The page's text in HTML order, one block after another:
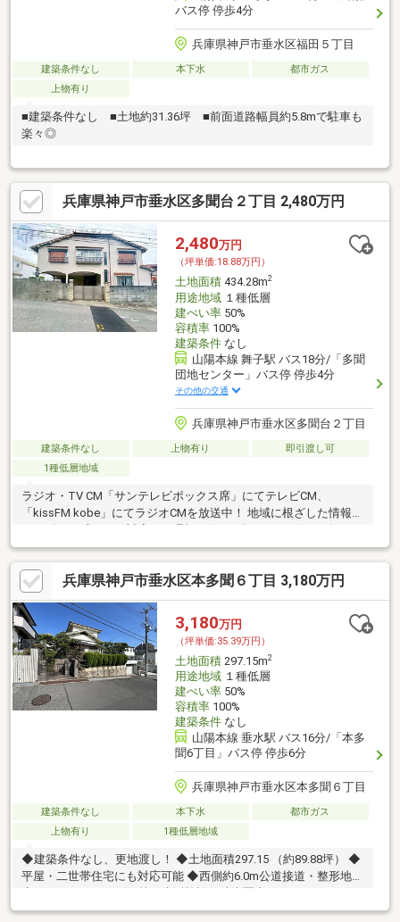
バス停 停歩4分
兵庫県神戸市垂水区福田５丁目
建築条件なし 本下水
都市ガス
上物有り
■建築条件なし ■土地約31.36坪 ■前面道路幅員約5.8mで駐車も
楽々◎
兵庫県神戸市垂水区多聞台２丁目 2,480万円
2,480万円
（坪単価:18.88万円）
土地面積434.28m2
用途地域１種低層
建ぺい率50%
容積率100%
建築条件なし
山陽本線 舞子駅 バス18分/「多聞
団地センター」バス停 停歩4分
その他の交通
兵庫県神戸市垂水区多聞台２丁目
建築条件なし 上物有り
即引渡し可
1種低層地域
ラジオ・TV CM「サンテレビボックス席」にてテレビCM、
「kissFM kobe」にてラジオCMを放送中！ 地域に根ざした情報力
とスピード感のある対応で、理想の住まい探しをサポート致しま
す♪
兵庫県神戸市垂水区本多聞６丁目 3,180万円
3,180万円
（坪単価:35.39万円）
土地面積297.15m2
用途地域１種低層
建ぺい率50%
容積率100%
建築条件なし
山陽本線 垂水駅 バス16分/「本多
聞6丁目」バス停 停歩6分
兵庫県神戸市垂水区本多聞６丁目
建築条件なし 本下水
都市ガス
上物有り
1種低層地域
◆建築条件なし、更地渡し！ ◆土地面積297.15 （約89.88坪） ◆
平屋・二世帯住宅にも対応可能 ◆西側約6.0m公道接道・整形地